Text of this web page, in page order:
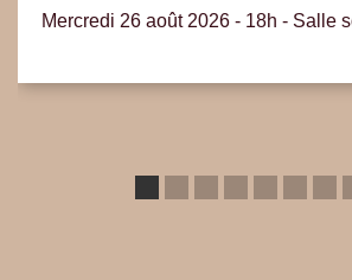
Mercredi 26 août 2026 - 18h - Salle